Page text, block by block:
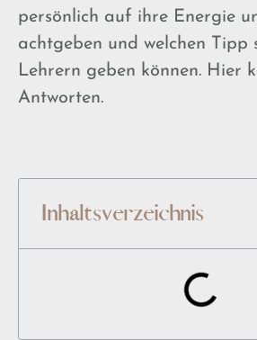
persönlich auf ihre Energie
achtgeben und welchen Tipp
Lehrern geben können. Hier
Antworten.
Inhaltsverzeichnis